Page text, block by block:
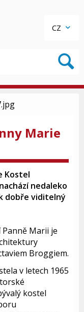
CZ
Marie
Kostel
nedaleko
dobře viditelný
Marii je
Broggiem.
v letech 1965
kostel